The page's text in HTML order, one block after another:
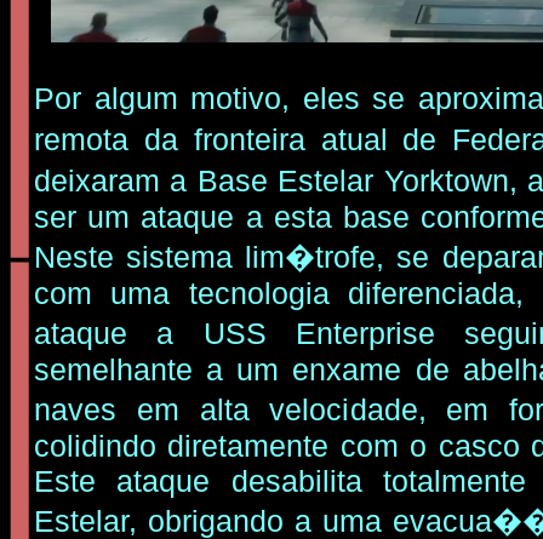
Por algum motivo, eles se
remota da fronteira atual de
deixaram a Base Estelar Yorktown,
ser um ataque a esta base
Neste sistema lim�trofe, se
com uma tecnologia
ataque a USS Enterprise
semelhante a um enxame de
naves em alta velocidade, em
colidindo diretamente com o casco
Este ataque desabilita
Estelar, obrigando a uma